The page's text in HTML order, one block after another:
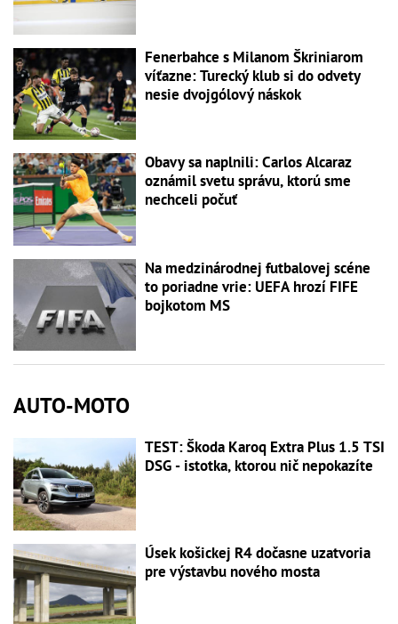
Fenerbahce s Milanom Škriniarom
víťazne: Turecký klub si do odvety
nesie dvojgólový náskok
Obavy sa naplnili: Carlos Alcaraz
oznámil svetu správu, ktorú sme
nechceli počuť
Na medzinárodnej futbalovej scéne
to poriadne vrie: UEFA hrozí FIFE
bojkotom MS
AUTO-MOTO
TEST: Škoda Karoq Extra Plus 1.5 TSI
DSG - istotka, ktorou nič nepokazíte
Úsek košickej R4 dočasne uzatvoria
pre výstavbu nového mosta